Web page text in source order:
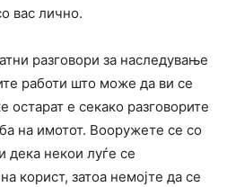
вас лично.
разговори за наследување
работи што може да ви се
остарат е секако разговорите
на имотот. Вооружете се со
дека некои луѓе се
корист, затоа немојте да се